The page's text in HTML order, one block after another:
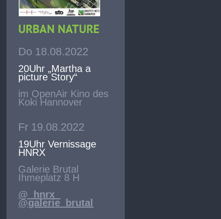
URBAN NATURE
Do 18.08.2022
20Uhr „Martha a
picture Story“
im OpenAir Kino des
Koki Hannover
Fr 19.08.2022
19Uhr Vernissage
HNRX
Galerie Brutal
Ihmeplatz 8 H
@_hnrx_
@galerie_brutal